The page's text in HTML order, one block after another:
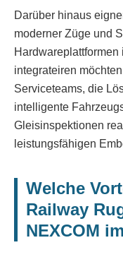
Darüber hinaus
moderner Züge und
integrateiren
Serviceteams, die
intelligente
Gleisinspektionen
leistungsfähigen
Welche
Railway
NEXCOM